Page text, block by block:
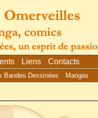
Liens Contacts
Bandes Dessinées Mangas